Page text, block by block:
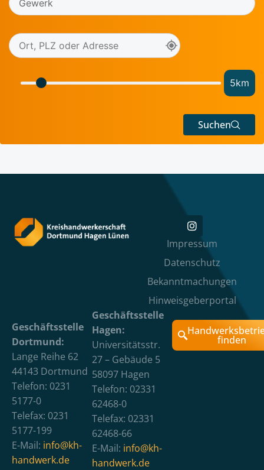
5km
Suchen
Impressum
Datenschutz
Bekanntmachungen
Hinweisgeberportal
Geschäftsstelle
Dortmund:
Lange Reihe 62
44143 Dortmund
Telefon: 0231
5177-0
Telefax: 0231
5177-199
E-Mail: info@kh-
handwerk.de
Geschäftsstelle
Hagen:
Universitätsstr.
27 – Gebäude 5
58097 Hagen
Telefon: 02331
62468-0
Telefax: 02331
62468-66
E-Mail: info@kh-
handwerk.de
finden